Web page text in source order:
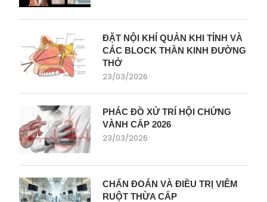
ĐẶT NỘI KHÍ QUẢN KHI TỈNH VÀ
CÁC BLOCK THẦN KINH ĐƯỜNG
THỞ
23/03/2026
PHÁC ĐỒ XỬ TRÍ HỘI CHỨNG
VÀNH CẤP 2026
23/03/2026
CHẨN ĐOÁN VÀ ĐIỀU TRỊ VIÊM
RUỘT THỪA CẤP